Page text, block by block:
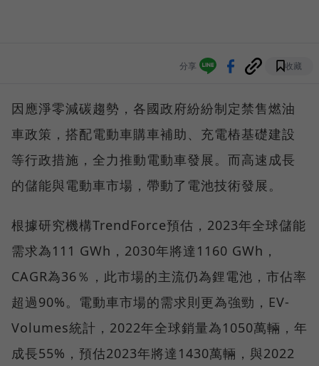
分享 收藏
因應淨零減碳趨勢，各國政府紛紛制定禁售燃油
車政策，搭配電動車購車補助、充電樁基礎建設
等行政措施，全力推動電動車發展。而高速成長
的儲能與電動車市場，帶動了電池技術發展。
根據研究機構TrendForce預估，2023年全球儲能
需求為111 GWh，2030年將達1160 GWh，
CAGR為36％，此市場的主流仍為鋰電池，市佔率
超過90%。電動車市場的需求則更為強勁，EV-
Volumes統計，2022年全球銷量為1050萬輛，年
成長55%，預估2023年將達1430萬輛，與2022